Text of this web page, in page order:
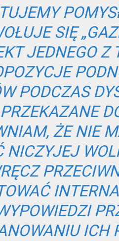
SIĘ
JEDNEGO
PODCZAS
ŻE NIE
NICZYJEJ
ICH